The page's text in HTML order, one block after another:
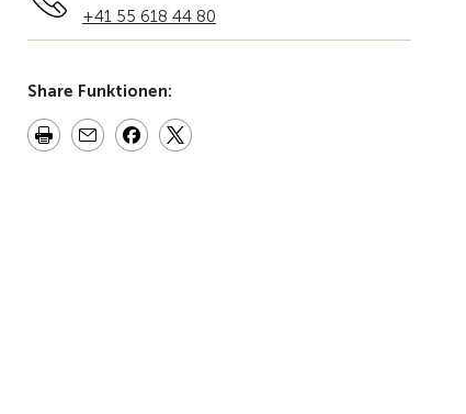
+41 55 618 44 80
Share Funktionen: